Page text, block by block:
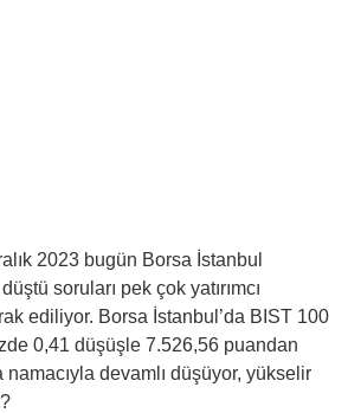
2023 bugün Borsa İstanbul
soruları pek çok yatırımcı
ediliyor. Borsa İstanbul’da BIST 100
0,41 düşüşle 7.526,56 puandan
namacıyla devamlı düşüyor, yükselir